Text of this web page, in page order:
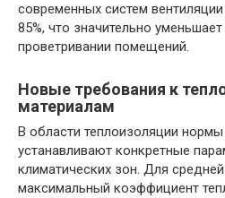
современных систем
85%, что значительно
проветривании помещений.
Новые требования к
материалам
В области теплоизоляции
устанавливают конкретные
климатических зон. Для
максимальный коэффициент